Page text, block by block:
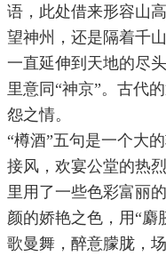
语，此处借来形容山
望神州，还是隔着千
一直延伸到天地的尽
里意同“神京”。古代
怨之情。
“樽酒”五句是一个大
接风，欢宴公堂的热
里用了一些色彩富丽
颜的娇艳之色，用“麝
歌曼舞，醉意朦胧，